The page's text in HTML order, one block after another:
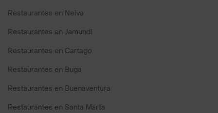
Restaurantes en Neiva
Restaurantes en Jamundi
Restaurantes en Cartago
Restaurantes en Buga
Restaurantes en Buenaventura
Restaurantes en Santa Marta